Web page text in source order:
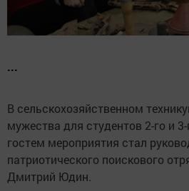
...
В сельскохозяйственном
мужества для студентов 2-го и
гостем мероприятия стал
патриотического поискового
Дмитрий Юдин.